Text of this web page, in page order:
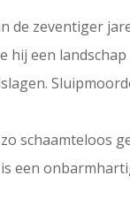
de zeventiger
hij een landschap
schaamteloos
een